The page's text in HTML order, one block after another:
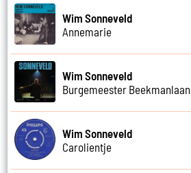
Wim Sonneveld
Annemarie
Wim Sonneveld
Burgemeester Beekmanlaan
Wim Sonneveld
Carolientje